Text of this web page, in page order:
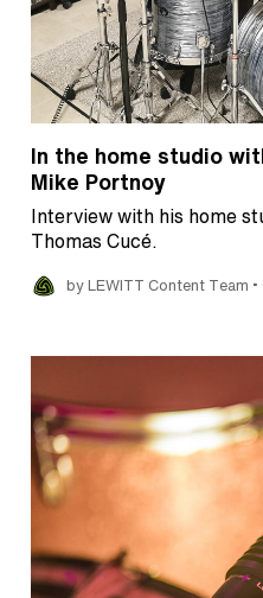
In the home studio
Mike Portnoy
Interview with his home
Thomas Cucé.
by LEWITT Content Team •